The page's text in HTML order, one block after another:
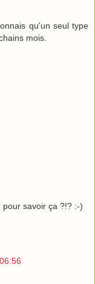
qu'un seul type
mois.
pour savoir ça ?!? :-)